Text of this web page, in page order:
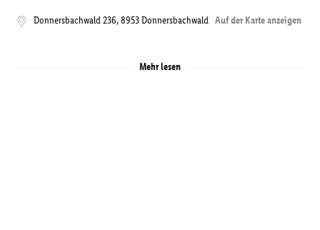
Donnersbachwald 236,8953Donnersbachwald Auf der Karte anzeigen
Mehr lesen